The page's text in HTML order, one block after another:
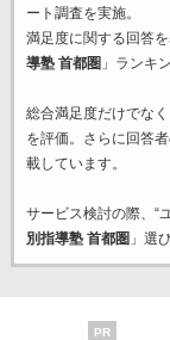
ート調査を実施。
満足度に関する回答
導塾 首都圏 」ランキ
総合満足度だけでな
を評価。さらに回答
載しています。
サービス検討の際、“
別指導塾 首都圏 」選
PR